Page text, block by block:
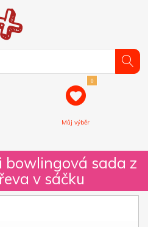
0
Můj výběr
bowlingová sada z
v sáčku